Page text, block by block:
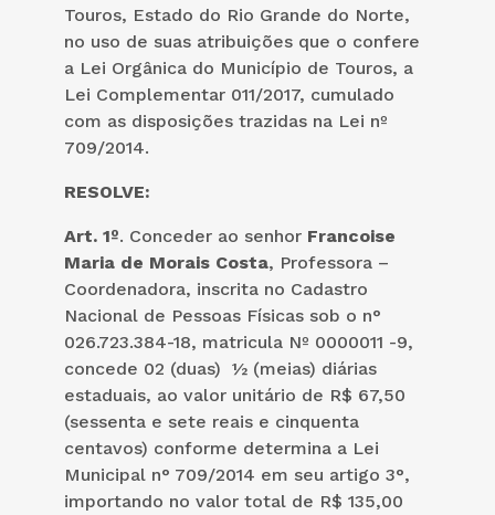
Touros, Estado do Rio Grande do Norte,
no uso de suas atribuições que o confere
a Lei Orgânica do Município de Touros, a
Lei Complementar 011/2017, cumulado
com as disposições trazidas na Lei nº
709/2014.
RESOLVE:
Art. 1º. Conceder ao senhor Francoise
Maria de Morais Costa, Professora –
Coordenadora, inscrita no Cadastro
Nacional de Pessoas Físicas sob o n°
026.723.384-18, matricula Nº 0000011 -9,
concede 02 (duas) ½ (meias) diárias
estaduais, ao valor unitário de R$ 67,50
(sessenta e sete reais e cinquenta
centavos) conforme determina a Lei
Municipal n° 709/2014 em seu artigo 3°,
importando no valor total de R$ 135,00